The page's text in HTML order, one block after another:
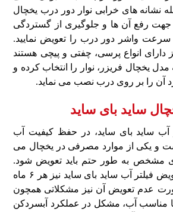
نشانه‌ های خرابی نوار دور درب یخچال
جهت رفع آن‌ ها و جلوگیری از گستردگی
سرعت واشر دور درب را تعویض نمایید.
دارای انواع پرسی، چفتی و پیچی هستند
مدل یخچال فریزر، نوار را انتخاب کرده و
آن را بر روی درب نصب می‌ نماید.
ساید بای‌ ساید
آب ساید بای‌ ساید، در حفظ کیفیت آب
و یکی از موارد مصرفی در یخچال می
مشخص به‌ طور حتم باید تعویض شود.
بهترین زمان برای تعویض فیلتر آب ساید بای‌ ساید نیز هر ۶ ماه
عدم تعویض آن نیز مشکلاتی همچون
مناسب آب، مشکل در عملکرد آبسردکن